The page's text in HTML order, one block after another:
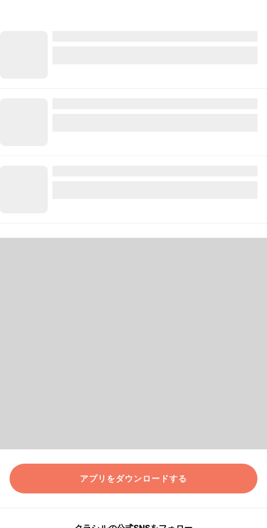
アプリをダウンロードする